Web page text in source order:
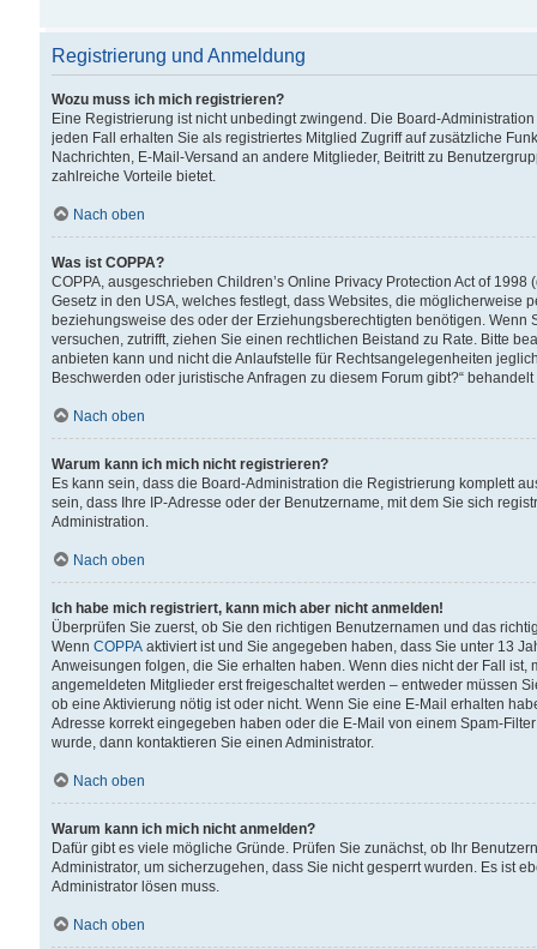
Registrierung und Anmeldung
Wozu muss ich mich registrieren?
Eine Registrierung ist nicht unbedingt zwingend. Die Board-
jeden Fall erhalten Sie als registriertes Mitglied Zugriff auf zusätzliche
Nachrichten, E-Mail-Versand an andere Mitglieder, Beitritt zu
zahlreiche Vorteile bietet.
Nach oben
Was ist COPPA?
COPPA, ausgeschrieben Children’s Online Privacy Protection Act of
Gesetz in den USA, welches festlegt, dass Websites, die
beziehungsweise des oder der Erziehungsberechtigten benötigen.
versuchen, zutrifft, ziehen Sie einen rechtlichen Beistand zu Rate. Bitte
anbieten kann und nicht die Anlaufstelle für Rechtsangelegenheiten
Beschwerden oder juristische Anfragen zu diesem Forum gibt?“
Nach oben
Warum kann ich mich nicht registrieren?
Es kann sein, dass die Board-Administration die Registrierung komplett
sein, dass Ihre IP-Adresse oder der Benutzername, mit dem Sie sich
Administration.
Nach oben
Ich habe mich registriert, kann mich aber nicht anmelden!
Überprüfen Sie zuerst, ob Sie den richtigen Benutzernamen und das
Wenn COPPA aktiviert ist und Sie angegeben haben, dass Sie unter 13
Anweisungen folgen, die Sie erhalten haben. Wenn dies nicht der Fall
angemeldeten Mitglieder erst freigeschaltet werden – entweder müssen
ob eine Aktivierung nötig ist oder nicht. Wenn Sie eine E-Mail erhalten
Adresse korrekt eingegeben haben oder die E-Mail von einem Spam-
wurde, dann kontaktieren Sie einen Administrator.
Nach oben
Warum kann ich mich nicht anmelden?
Dafür gibt es viele mögliche Gründe. Prüfen Sie zunächst, ob Ihr
Administrator, um sicherzugehen, dass Sie nicht gesperrt wurden. Es ist
Administrator lösen muss.
Nach oben